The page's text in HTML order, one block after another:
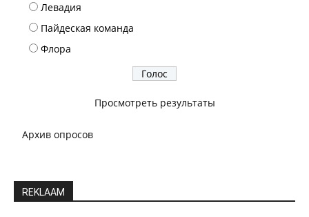
Левадия
Пайдеская команда
Флора
Просмотреть результаты
Архив опросов
REKLAAM